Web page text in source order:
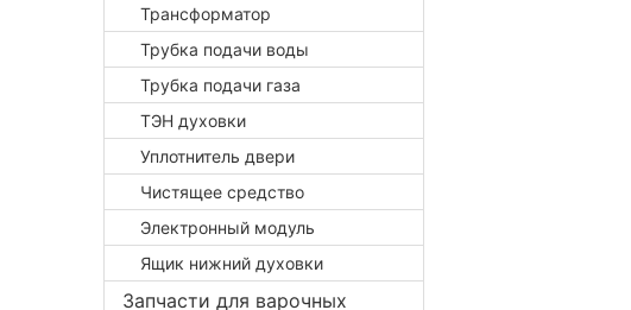
Трансформатор
Трубка подачи воды
Трубка подачи газа
ТЭН духовки
Уплотнитель двери
Чистящее средство
Электронный модуль
Ящик нижний духовки
Запчасти для варочных